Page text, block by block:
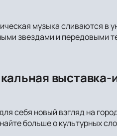
музыка сливаются в
звездами и передовыми
себя новый взгляд на
больше о культурных